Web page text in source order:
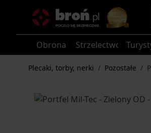
Obrona Strzelectwo
Plecaki, torby, nerki / Pozostałe /